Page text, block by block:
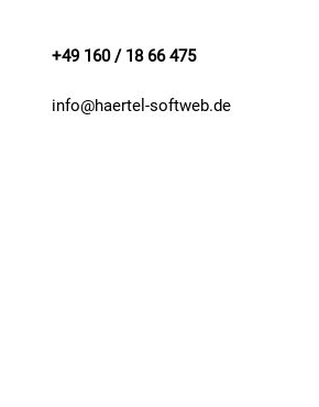
+49 160 / 18 66 475
info@haertel-softweb.de